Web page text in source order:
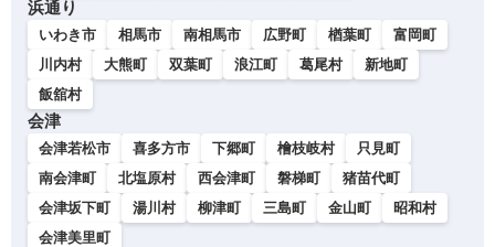
浜通り
いわき市 相馬市 南相馬市 広野町 楢葉町
富岡町
川内村
大熊町 双葉町 浪江町 葛尾村
新地町
飯舘村
会津
会津若松市 喜多方市 下郷町 檜枝岐村
只見町
南会津町
北塩原村 西会津町 磐梯町
猪苗代町
会津坂下町
湯川村 柳津町 三島町 金山町
昭和村
会津美里町